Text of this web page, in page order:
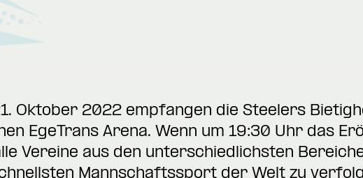
Oktober 2022 empfangen die Steelers
EgeTrans Arena. Wenn um 19:30 Uhr das
Vereine aus den unterschiedlichsten
Mannschaftssport der Welt zu